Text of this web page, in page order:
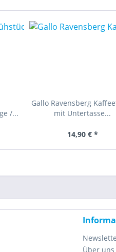
/...
Gallo Ravensberg
mit Untertasse...
14,90 € *
Über uns